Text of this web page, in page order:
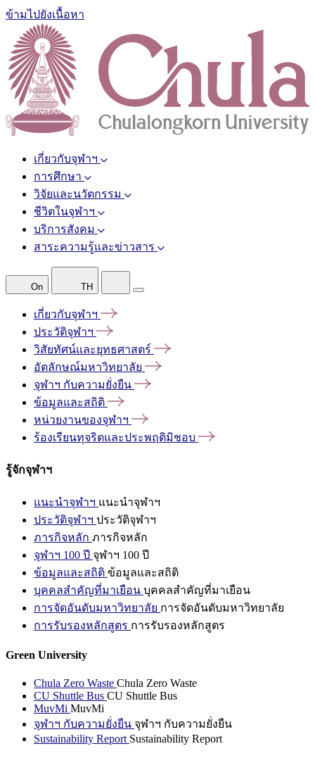
ข้ามไปยังเนื้อหา
เกี่ยวกับจุฬาฯ
การศึกษา
วิจัยและนวัตกรรม
ชีวิตในจุฬาฯ
บริการสังคม
สาระความรู้และข่าวสาร
On TH
เกี่ยวกับจุฬาฯ
ประวัติจุฬาฯ
วิสัยทัศน์และยุทธศาสตร์
อัตลักษณ์มหาวิทยาลัย
จุฬาฯ กับความยั่งยืน
ข้อมูลและสถิติ
หน่วยงานของจุฬาฯ
ร้องเรียนทุจริตและประพฤติมิชอบ
รู้จักจุฬาฯ
แนะนำจุฬาฯ แนะนำจุฬาฯ
ประวัติจุฬาฯ ประวัติจุฬาฯ
ภารกิจหลัก ภารกิจหลัก
จุฬาฯ 100 ปี จุฬาฯ 100 ปี
ข้อมูลและสถิติ ข้อมูลและสถิติ
บุคคลสำคัญที่มาเยือน บุคคลสำคัญที่มาเยือน
การจัดอันดับมหาวิทยาลัย การจัดอันดับมหาวิทยาลัย
การรับรองหลักสูตร การรับรองหลักสูตร
Green University
Chula Zero Waste Chula Zero Waste
CU Shuttle Bus CU Shuttle Bus
MuvMi MuvMi
จุฬาฯ กับความยั่งยืน จุฬาฯ กับความยั่งยืน
Sustainability Report Sustainability Report